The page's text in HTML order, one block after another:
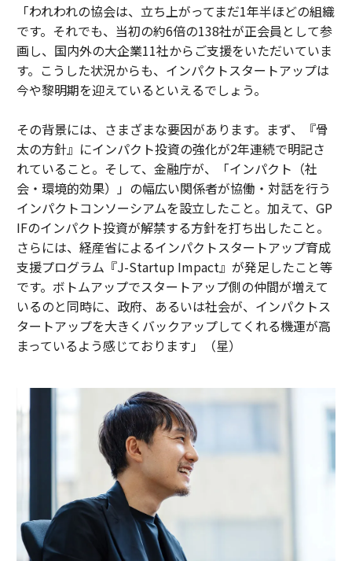
「われわれの協会は、立ち上がってまだ1年半ほどの組織
です。それでも、当初の約6倍の138社が正会員として参
画し、国内外の大企業11社からご支援をいただいていま
す。こうした状況からも、インパクトスタートアップは
今や黎明期を迎えているといえるでしょう。
その背景には、さまざまな要因があります。まず、『骨
太の方針』にインパクト投資の強化が2年連続で明記さ
れていること。そして、金融庁が、「インパクト（社
会・環境的効果）」の幅広い関係者が協働・対話を行う
インパクトコンソーシアムを設立したこと。加えて、GP
IFのインパクト投資が解禁する方針を打ち出したこと。
さらには、経産省によるインパクトスタートアップ育成
支援プログラム『J-Startup Impact』が発足したこと等
です。ボトムアップでスタートアップ側の仲間が増えて
いるのと同時に、政府、あるいは社会が、インパクトス
タートアップを大きくバックアップしてくれる機運が高
まっているよう感じております」（星）